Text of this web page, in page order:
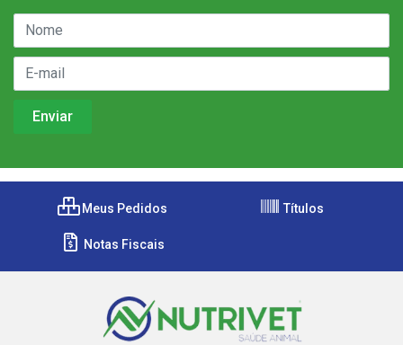
Meus Pedidos Títulos
Notas Fiscais